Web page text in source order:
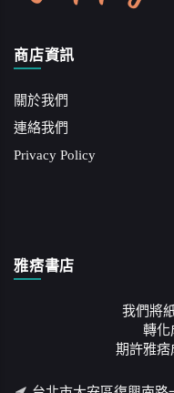
商店資訊
關於我們
連絡我們
Privacy Policy
雅痞書店
我們將
轉化
期許雅痞